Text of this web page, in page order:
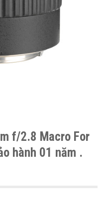
f/2.8 Macro For
hành 01 năm .